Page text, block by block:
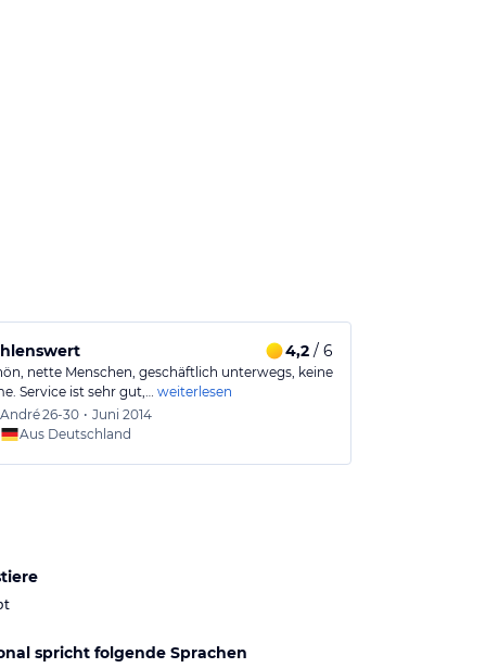
4,2/ 6
nette Menschen, geschäftlich unterwegs, keine
Service ist sehr gut,…
weiterlesen
André26-30 • Juni 2014
Aus Deutschland
spricht folgende Sprachen